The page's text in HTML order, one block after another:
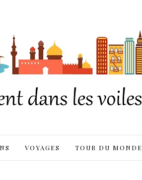
VOYAGES TOUR DU MONDE